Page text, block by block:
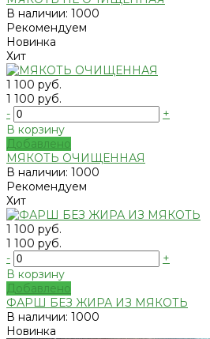
В наличии: 1000
Рекомендуем
Новинка
Хит
1 100 руб.
1 100 руб.
-
+
В корзину
Добавлено
МЯКОТЬ ОЧИЩЕННАЯ
В наличии: 1000
Рекомендуем
Хит
1 100 руб.
1 100 руб.
-
+
В корзину
Добавлено
ФАРШ БЕЗ ЖИРА ИЗ МЯКОТЬ
В наличии: 1000
Новинка